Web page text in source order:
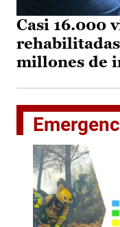
Casi 16.000
rehabilitadas
millones de